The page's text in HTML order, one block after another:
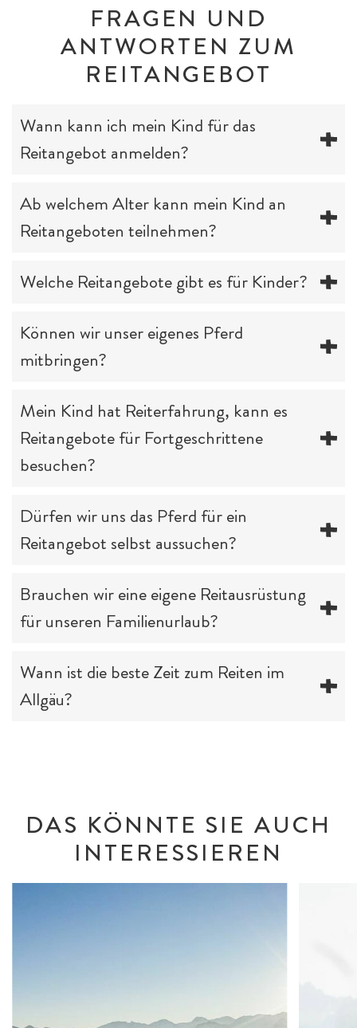
FRAGEN UND
ANTWORTEN ZUM
REITANGEBOT
Wann kann ich mein Kind für das
Reitangebot anmelden?
Ab welchem Alter kann mein Kind an
Reitangeboten teilnehmen?
Welche Reitangebote gibt es für Kinder?
Können wir unser eigenes Pferd
mitbringen?
Mein Kind hat Reiterfahrung, kann es
Reitangebote für Fortgeschrittene
besuchen?
Dürfen wir uns das Pferd für ein
Reitangebot selbst aussuchen?
Brauchen wir eine eigene Reitausrüstung
für unseren Familienurlaub?
Wann ist die beste Zeit zum Reiten im
Allgäu?
DAS KÖNNTE SIE AUCH
INTERESSIEREN